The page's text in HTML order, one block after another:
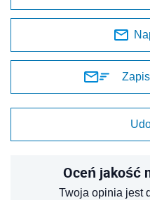
Oceń jakość
Twoja opinia jest